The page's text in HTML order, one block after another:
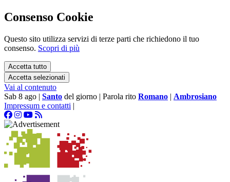
Consenso Cookie
Questo sito utilizza servizi di terze parti che richiedono il tuo
consenso. Scopri di più
Accetta tutto
Accetta selezionati
Vai al contenuto
Sab 8 ago | Santo del giorno | Parola rito Romano | Ambrosiano
Impressum e contatti |